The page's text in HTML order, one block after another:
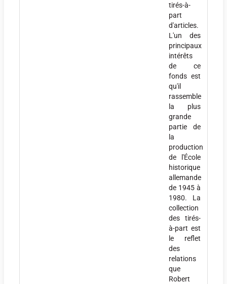
tirés-à-
part
d'articles.
L'un des
principaux
intérêts
de ce
fonds est
qu'il
rassemble
la plus
grande
partie de
la
production
de l'École
historique
allemande
de 1945 à
1980. La
collection
des tirés-
à-part est
le reflet
des
relations
que
Robert